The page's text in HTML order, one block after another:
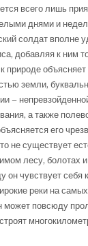
всего лишь
днями и
солдат вполне
добавляя к ним
природе
земли,
–
а также
его
не существует
лесу, болотах
он чувствует себя
реки на
может повсюду